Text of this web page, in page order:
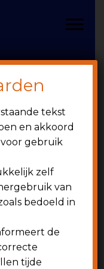
tekst
en akkoord
gebruik
zelf
van
bedoeld in
de
tijde